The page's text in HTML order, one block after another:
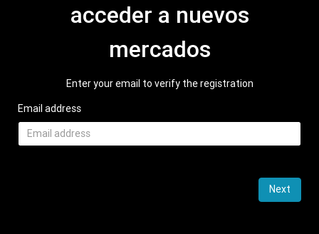
acceder a nuevos
mercados
Enter your email to verify the registration
Email address
Next